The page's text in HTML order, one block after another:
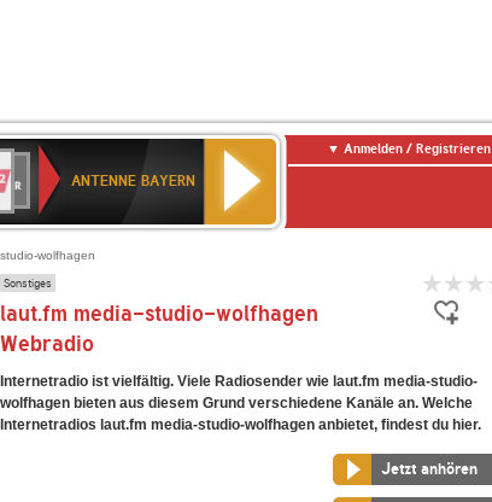
ANTENNE BAYERN
Anmelden / Registrieren
wolfhagen
Sonstiges
laut.fm media-studio-wolfhagen
Webradio
Internetradio ist vielfältig. Viele Radiosender wie laut.fm media-studio-
wolfhagen bieten aus diesem Grund verschiedene Kanäle an. Welche
Internetradios laut.fm media-studio-wolfhagen anbietet, findest du hier.
Jetzt anhören